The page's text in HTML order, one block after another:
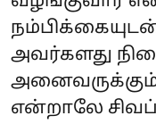
அவர்களது
அனைவருக்கும்
என்றாலே